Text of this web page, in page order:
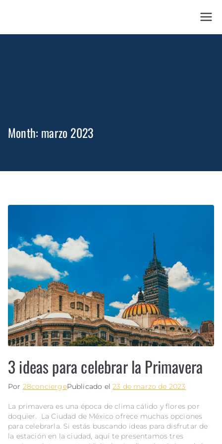
Month: marzo 2023
3 ideas para celebrar la Primavera
Por 28conciergePublicado el23 de marzo de 2023
La primavera es una época de clima cálido y flores por
doquier. La Ciudad de México ofrece muchas opciones
para celebrarla. Si estás buscando ideas para disfrutar de
la estación en la ciudad, aquí te presentamos tres